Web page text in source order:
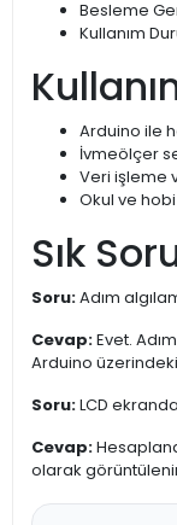
Besleme
Kullanım
Arduino ile
İvmeölçer
Veri işleme
Okul ve
Sık
Soru:Adım
Cevap:Evet.
Arduino
Soru:LCD
Cevap:
olarak